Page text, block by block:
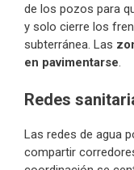
de los pozos para
y solo cierre los
subterránea. Las
en pavimentarse.
Redes
Las redes de agua
compartir